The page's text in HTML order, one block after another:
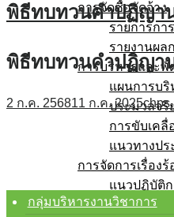
การจัดซื้อจัดจ้าง
รายการกา
รายงานผล
การบริหารและ
แผนการบ
ประมวลจริ
การขับเคลื่
แนวทางป
การจัดการเรื่องร้
แนวปฏิบัติก
No Gift Policy
พิธีทบทวนคำปฏิญา
พิธีทบทวนคำปฏิญา
2 ก.ค. 256811 ก.ค. 2025
กลุ่มบริหารงานวิชาการ